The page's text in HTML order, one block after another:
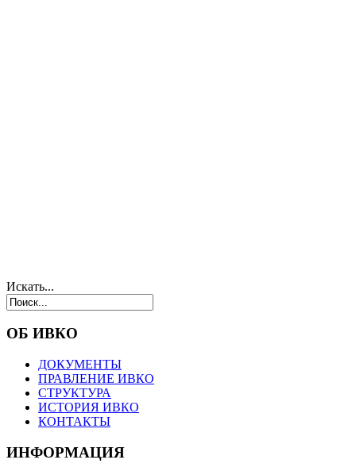
Искать...
ОБ ИВКО
ДОКУМЕНТЫ
ПРАВЛЕНИЕ ИВКО
СТРУКТУРА
ИСТОРИЯ ИВКО
КОНТАКТЫ
ИНФОРМАЦИЯ